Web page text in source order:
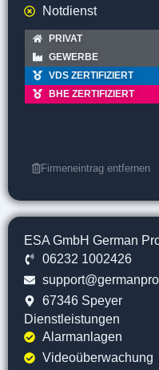
Notdienst
PRIVAT
GEWERBE
VDS ZERTIFIZIERT
BHE ZERTIFIZIERT
Firmeneintrag entfernen
ESA GmbH German
06232 1002426
67346 Speyer
Dienstleistungen
Alarmanlagen
Videoüberwachung